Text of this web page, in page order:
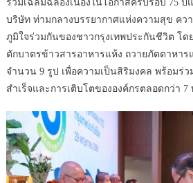
ร่วมเฉลิมฉลองเนื่องในโอกาสครบรอบ 75 ปี
บริษัท ท่ามกลางบรรยากาศแห่งความสุข คว
ภูมิใจร่วมกันของชาวกรุงเทพประกันชีวิต โ
ตักบาตรข้าวสารอาหารแห้ง ถวายภัตตาหา
จำนวน 9 รูป เพื่อความเป็นสิริมงคล พร้อมร่ว
สำเร็จและการเติบโตขององค์กรตลอดกว่า